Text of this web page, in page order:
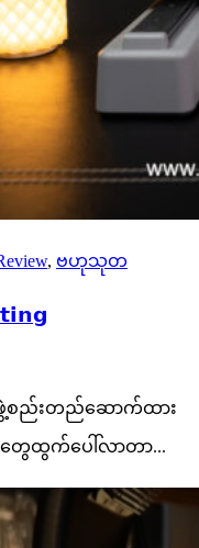
, ဗဟုသုတ
ဖွဲ့စည်းတည်ဆောက်ထား
တွေထွက်ပေါ်လာတာ...